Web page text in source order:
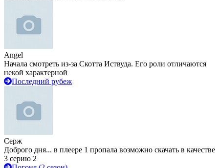
Angel
Начала смотреть из-за Скотта Иствуда. Его роли отличаются
некой характерной
Последний рубеж
Серж
Доброго дня... в плеере 1 пропала возможно скачать в качестве
3 серию 2